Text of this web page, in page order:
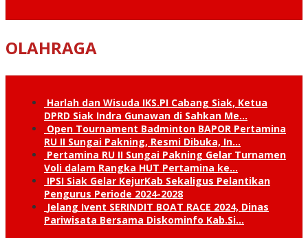
OLAHRAGA
Harlah dan Wisuda IKS.PI Cabang Siak, Ketua
DPRD Siak Indra Gunawan di Sahkan Me…
Open Tournament Badminton BAPOR Pertamina
RU II Sungai Pakning, Resmi Dibuka, In…
Pertamina RU II Sungai Pakning Gelar Turnamen
Voli dalam Rangka HUT Pertamina ke…
IPSI Siak Gelar KejurKab Sekaligus Pelantikan
Pengurus Periode 2024-2028
Jelang Ivent SERINDIT BOAT RACE 2024, Dinas
Pariwisata Bersama Diskominfo Kab.Si…